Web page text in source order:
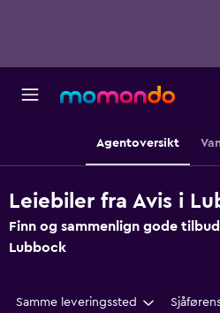
Agentoversikt
Leiebiler fra Avis i
Finn og sammenlign gode
Lubbock
Samme leveringssted